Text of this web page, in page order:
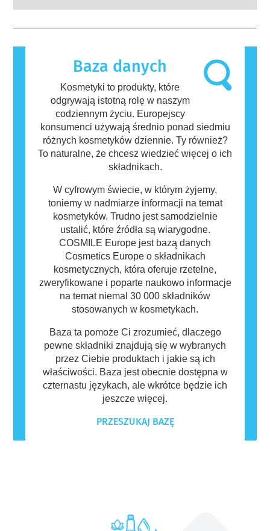
funkcjonowania układu hormonalnego.
mogą zawierać składniki, które dla niektórych
osób mogą okazać się alergizujące. Nie
oznacza to jednak, że produkt nie jest
bezpieczny dla innych.
Baza danych
Kosmetyki to produkty, które
odgrywają istotną rolę w naszym
codziennym życiu. Europejscy
konsumenci używają średnio ponad siedmiu
różnych kosmetyków dziennie. Ty również?
To naturalne, że chcesz wiedzieć więcej o ich
składnikach.
W cyfrowym świecie, w którym żyjemy,
toniemy w nadmiarze informacji na temat
kosmetyków. Trudno jest samodzielnie
ustalić, które źródła są wiarygodne.
COSMILE Europe jest bazą danych
Cosmetics Europe o składnikach
kosmetycznych, która oferuje rzetelne,
zweryfikowane i poparte naukowo informacje
na temat niemal 30 000 składników
stosowanych w kosmetykach.
Baza ta pomoże Ci zrozumieć, dlaczego
pewne składniki znajdują się w wybranych
przez Ciebie produktach i jakie są ich
właściwości. Baza jest obecnie dostępna w
czternastu językach, ale wkrótce będzie ich
jeszcze więcej.
PRZESZUKAJ BAZĘ